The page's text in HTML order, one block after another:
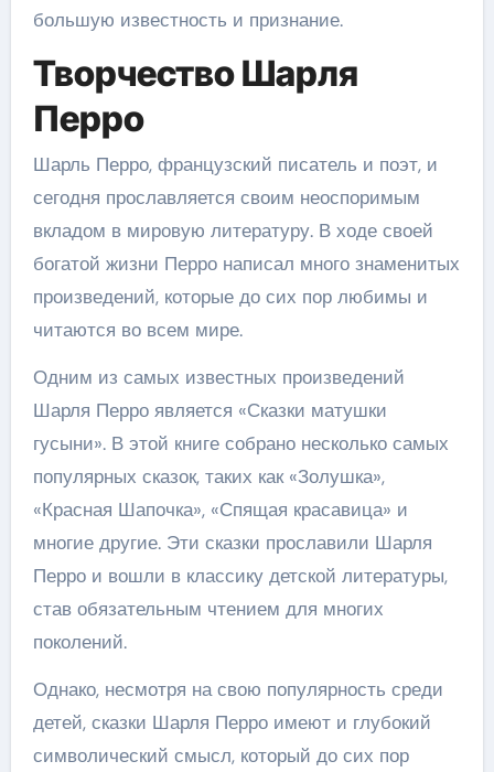
большую известность и признание.
Творчество Шарля
Перро
Шарль Перро, французский писатель и поэт, и
сегодня прославляется своим неоспоримым
вкладом в мировую литературу. В ходе своей
богатой жизни Перро написал много знаменитых
произведений, которые до сих пор любимы и
читаются во всем мире.
Одним из самых известных произведений
Шарля Перро является «Сказки матушки
гусыни». В этой книге собрано несколько самых
популярных сказок, таких как «Золушка»,
«Красная Шапочка», «Спящая красавица» и
многие другие. Эти сказки прославили Шарля
Перро и вошли в классику детской литературы,
став обязательным чтением для многих
поколений.
Однако, несмотря на свою популярность среди
детей, сказки Шарля Перро имеют и глубокий
символический смысл, который до сих пор